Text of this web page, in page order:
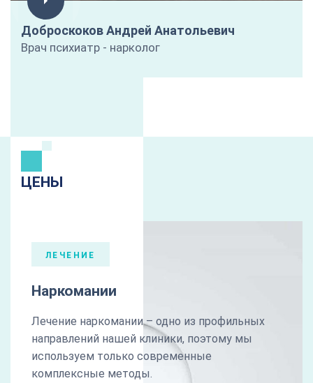
Доброскоков Андрей Анатольевич
Врач психиатр - нарколог
ЦЕНЫ
ЛЕЧЕНИЕ
Наркомании
Лечение наркомании – одно из профильных
направлений нашей клиники, поэтому мы
используем только современные
комплексные методы.